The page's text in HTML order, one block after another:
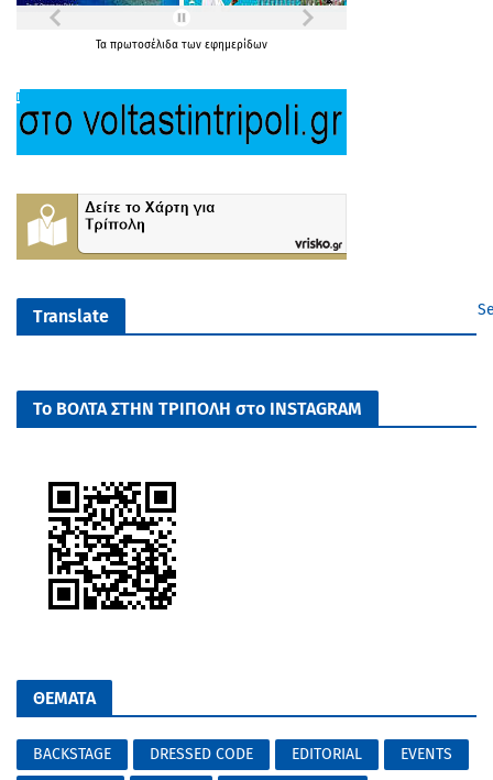
Τα πρωτοσέλιδα των εφημερίδων
Translate
Το ΒΟΛΤΑ ΣΤΗΝ ΤΡΙΠΟΛΗ στο INSTAGRAM
ΘΕΜΑΤΑ
BACKSTAGE DRESSED CODE EDITORIAL
EVENTS